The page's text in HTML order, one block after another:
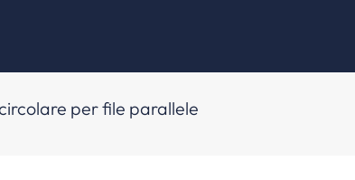
per file parallele